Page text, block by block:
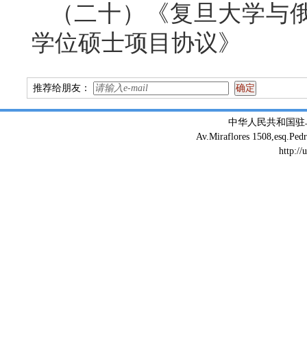
（二十）《复旦大学
学位硕士项目协议》
推荐给朋友：
中华人民共和国
Av.Miraflores
http://